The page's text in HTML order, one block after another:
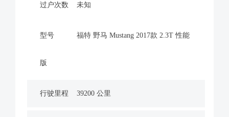
过户次数 未知
型号 福特 野马 Mustang 2017款 2.3T 性能
版
行驶里程 39200 公里